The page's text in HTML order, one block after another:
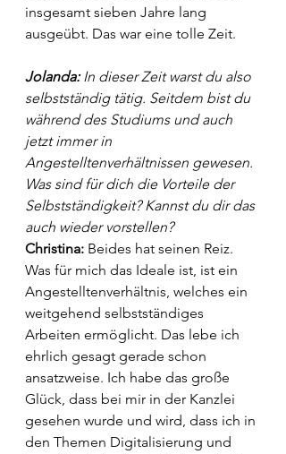
insgesamt sieben Jahre lang
ausgeübt. Das war eine tolle Zeit.
Jolanda: In dieser Zeit warst du also
selbstständig tätig. Seitdem bist du
während des Studiums und auch
jetzt immer in
Angestelltenverhältnissen gewesen.
Was sind für dich die Vorteile der
Selbstständigkeit? Kannst du dir das
auch wieder vorstellen?
Christina: Beides hat seinen Reiz.
Was für mich das Ideale ist, ist ein
Angestelltenverhältnis, welches ein
weitgehend selbstständiges
Arbeiten ermöglicht. Das lebe ich
ehrlich gesagt gerade schon
ansatzweise. Ich habe das große
Glück, dass bei mir in der Kanzlei
gesehen wurde und wird, dass ich in
den Themen Digitalisierung und